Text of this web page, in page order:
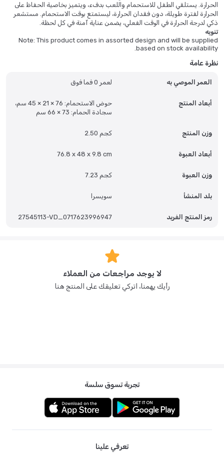
الحرارة. يستلقي الطفل للاستحمام واللعب بدفء، ويتميز بخاصية الحفاظ على
الحرارة لفترة طويلة، دون فقدان الحرارة، ليستمتع بوقت الاستحمام. مستشعر
ذكي لدرجة الحرارة في الوقت الفعلي، يضمن عناية آمنة في كل لحظة.
درجة حرارة الماء بين 35 و40 درجة مئوية مناسبة للاستحمام. تصميم معلق على
الحائط، شكل بسيط ورقيق، قابل للطي، صناعة متقنة، حماية صحية وبيئية، حجم
صغير وسعة كبيرة. ناعم ومتين، يتحمل الطي. مصنوع من مادة مطاط البولي
بروبيلين الناعمة والمرنة والآمنة، بدون رائحة غريبة، وعمر خدمة طويل.
تنويه
Note: This product comes in assorted design and will be supplied
based on stock availability.
نظرة عامة
العمر الموصي به لعمر 0 فما فوق
أبعاد المنتج
حوض الاستحمام: 76 × 21 × 45 سم،
سجادة الحمام: 73 × 66 سم
وزن المنتج 2.50 كجم
أبعاد العبوة 76.8 x 48 x 9.8 cm
وزن العبوة 7.23 كجم
بلد المنشأ سويسرا
رمز المنتج الفريد 27545113-VD_0717623996947
لا يوجد مراجعات من العملاء
رأيك يهمنا، اتركي تعليقك على المنتج هنا
تجربة تسوق سلسة
تعرفي علينا